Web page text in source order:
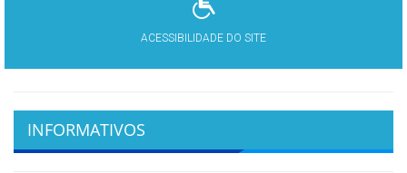
ACESSIBILIDADE DO SITE
INFORMATIVOS